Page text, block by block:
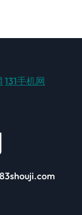
131手机网